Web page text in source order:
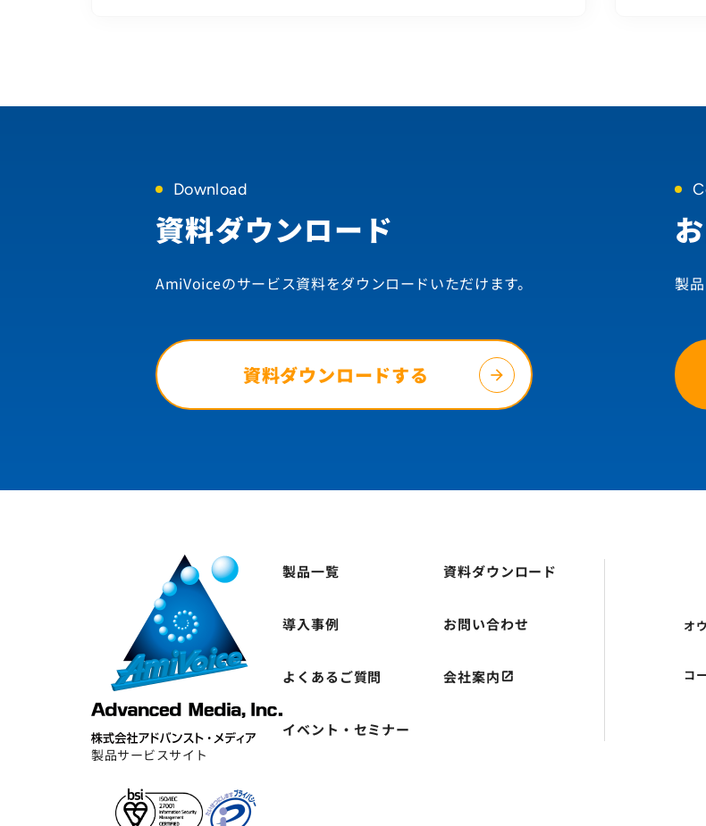
Download
資料ダウンロード
AmiVoiceのサービス資料をダウンロードいただけます。
資料ダウンロードする
製
製品サービスサイト
製品一覧
導入事例
よくあるご質問
イベント・セミナー
資料ダウンロード
お問い合わせ
会社案内
オ
コ